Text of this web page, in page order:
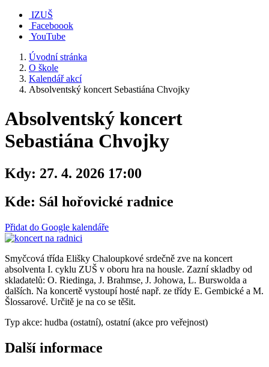
IZUŠ
Faceboook
YouTube
Úvodní stránka
O škole
Kalendář akcí
Absolventský koncert Sebastiána Chvojky
Absolventský koncert
Sebastiána Chvojky
Kdy: 27. 4. 2026 17:00
Kde: Sál hořovické radnice
Přidat do Google kalendáře
Smyčcová třída Elišky Chaloupkové srdečně zve na koncert
absolventa I. cyklu ZUŠ v oboru hra na housle. Zazní skladby od
skladatelů: O. Riedinga, J. Brahmse, J. Johowa, L. Burswolda a
dalších. Na koncertě vystoupí hosté např. ze třídy E. Gembické a M.
Šlossarové. Určitě je na co se těšit.
Typ akce: hudba (ostatní), ostatní (akce pro veřejnost)
Další informace